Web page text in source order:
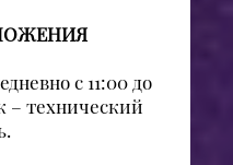
с 11:00 до
– технический